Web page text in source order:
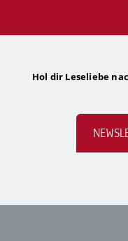
Hol dir Leseliebe